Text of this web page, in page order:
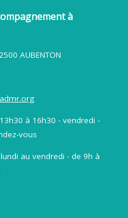
à
AUBENTON
à 16h30 - vendredi -
vous
au vendredi - de 9h à